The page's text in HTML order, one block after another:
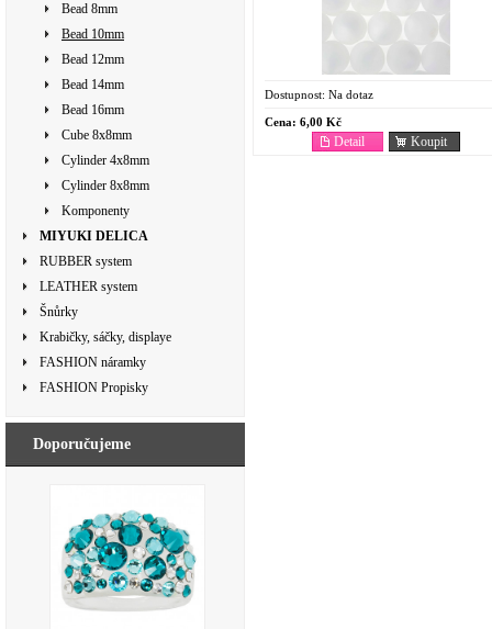
Bead 8mm
Bead 10mm
Bead 12mm
Bead 14mm
Bead 16mm
Cube 8x8mm
Cylinder 4x8mm
Cylinder 8x8mm
Komponenty
MIYUKI DELICA
RUBBER system
LEATHER system
Šnůrky
Krabičky, sáčky, displaye
FASHION náramky
FASHION Propisky
Doporučujeme
Dostupnost: Na dotaz
Cena: 6,00 Kč
Koupit
Detail